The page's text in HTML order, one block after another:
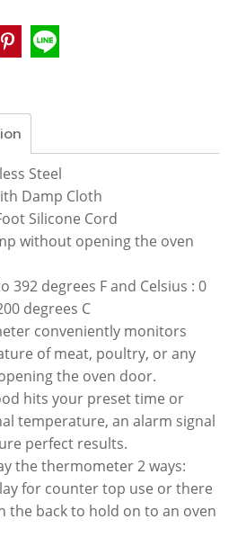
Steel
Damp Cloth
Silicone Cord
without opening the oven
392 degrees F and Celsius : 0
degrees C
conveniently monitors
of meat, poultry, or any
the oven door.
hits your preset time or
temperature, an alarm signal
perfect results.
the thermometer 2 ways:
for counter top use or there
the back to hold on to an oven